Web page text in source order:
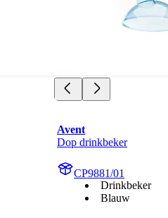
Avent
Dop drinkbeker
CP9881/01
Drinkbeker
Blauw